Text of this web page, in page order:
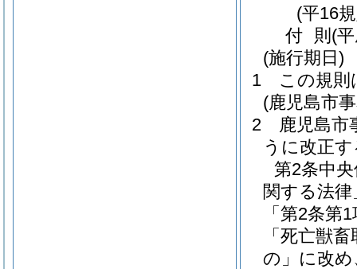
(平16
付 則 (
(施行期日)
1
この規則
(鹿児島市
2
鹿児島市
うに改正
第2条中
関する法
「第2条第
「死亡獣
の」に改